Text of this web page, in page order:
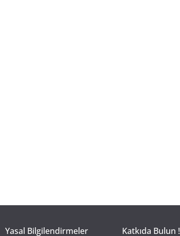
Yasal Bilgilendirmeler Katkıda Bulun !